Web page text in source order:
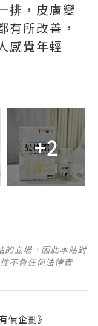
排，皮膚變
有所改善，
感覺年輕
+2
的立場。因此本站對
不負任何法律責
價企劃》